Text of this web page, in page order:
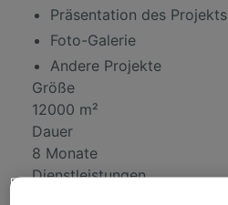
Präsentation des Projekts
Foto-Galerie
Andere Projekte
Größe
12000 m²
Dauer
8 Monate
Dienstleistungen